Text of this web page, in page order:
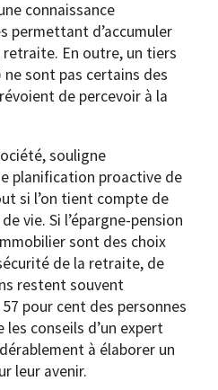
connaissance
permettant d’accumuler
retraite. En outre, un tiers
ne sont pas certains des
de percevoir à la
souligne
planification proactive de
si l’on tient compte de
vie. Si l’épargne-pension
sont des choix
de la retraite, de
restent souvent
pour cent des personnes
conseils d’un expert
à élaborer un
leur avenir.